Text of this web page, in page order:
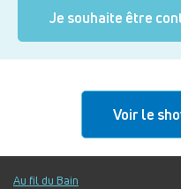
Je souhaite être
Voir le
Au fil du Bain